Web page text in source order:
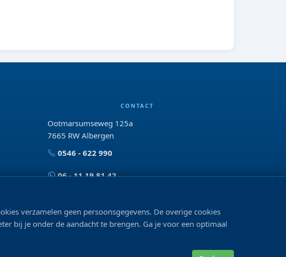
CONTACT
Ootmarsumseweg 125a
7665 RW Albergen
0546 - 622 990
06 - 11 19 81 42
VOLG ONS
verzamelen geen persoonsgegevens. De overige cookies
bij je onder de aandacht te brengen. Ga je voor een optimaal